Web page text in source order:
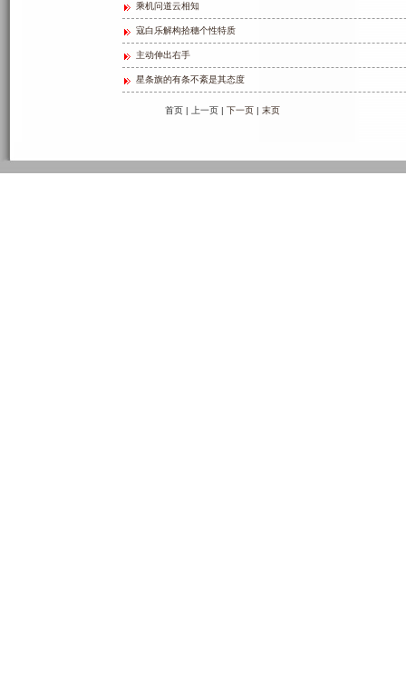
乘机问道云相知
寇白乐解构拾穗个性特质
主动伸出右手
星条旗的有条不紊是其态度
首页 | 上一页 | 下一页| 末页